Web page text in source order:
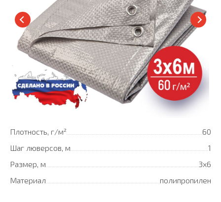
Плотность, г/м²
60
Шаг люверсов, м
1
Размер, м
3х6
Материал
полипропилен